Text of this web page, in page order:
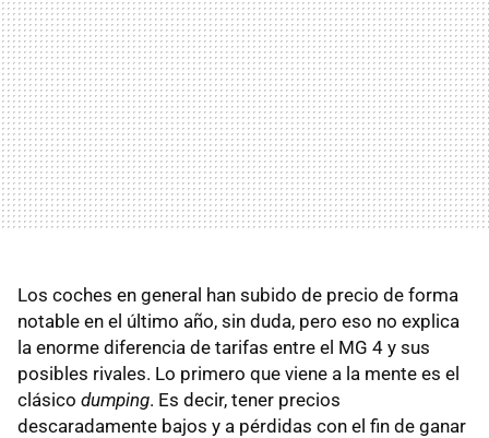
Los coches en general han subido de precio de forma
notable en el último año, sin duda, pero eso no explica
la enorme diferencia de tarifas entre el MG 4 y sus
posibles rivales. Lo primero que viene a la mente es el
clásico dumping. Es decir, tener precios
descaradamente bajos y a pérdidas con el fin de ganar